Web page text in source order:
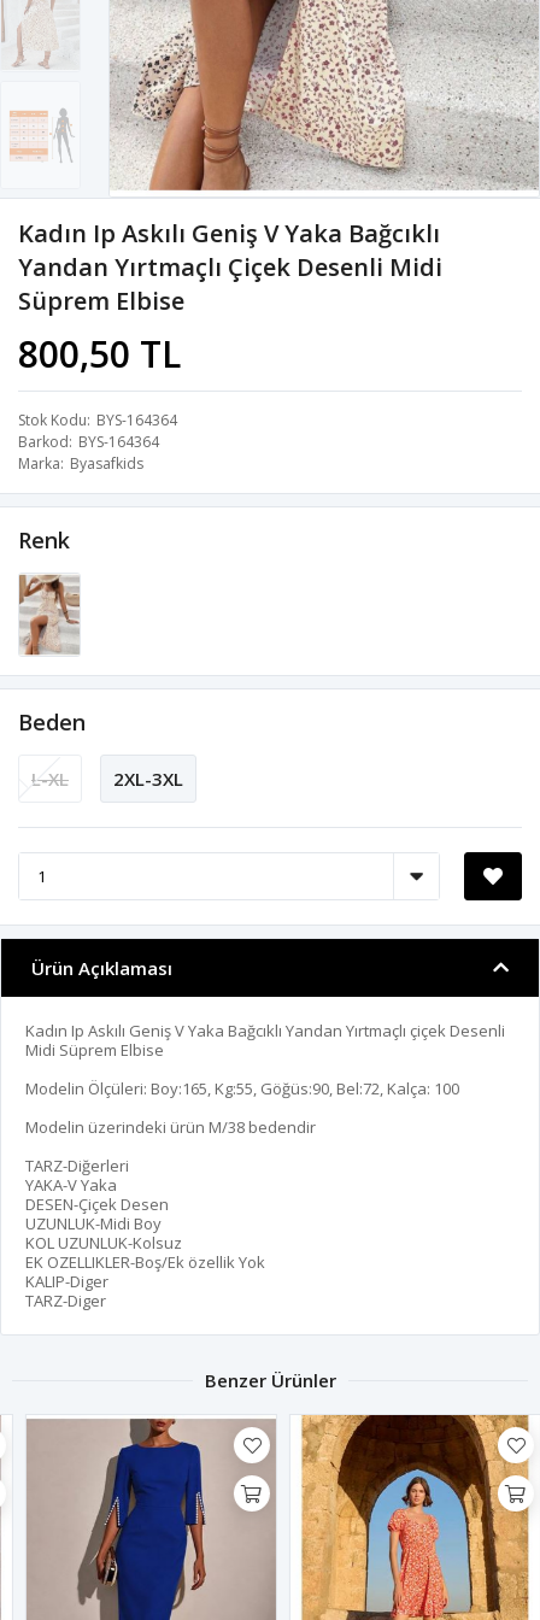
Kadın Ip Askılı Geniş V Yaka Bağcıklı
Yandan Yırtmaçlı Çiçek Desenli Midi
Süprem Elbise
800,50 TL
Stok Kodu BYS-164364
Barkod BYS-164364
Marka Byasafkids
Renk
Beden
L-XL 2XL-3XL
Ürün Açıklaması
Kadın Ip Askılı Geniş V Yaka Bağcıklı Yandan Yırtmaçlı çiçek Desenli
Midi Süprem Elbise
Modelin Ölçüleri: Boy:165, Kg:55, Göğüs:90, Bel:72, Kalça: 100
Modelin üzerindeki ürün M/38 bedendir
TARZ-Diğerleri
YAKA-V Yaka
DESEN-Çiçek Desen
UZUNLUK-Midi Boy
KOL UZUNLUK-Kolsuz
EK OZELLIKLER-Boş/Ek özellik Yok
KALIP-Diger
TARZ-Diger
Benzer Ürünler